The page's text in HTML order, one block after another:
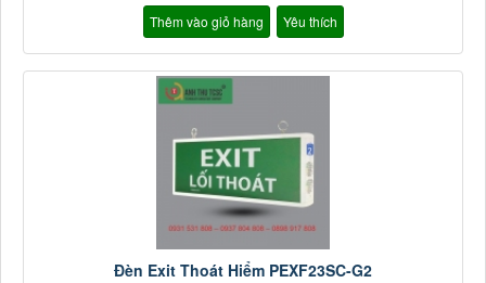
Thêm vào giỏ hàng Yêu thích
Đèn Exit Thoát Hiểm PEXF23SC-G2